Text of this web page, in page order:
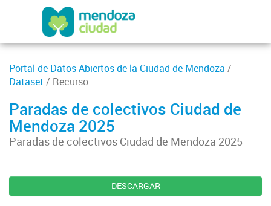
Portal de Datos Abiertos de la Ciudad de Mendoza /
Dataset / Recurso
Paradas de colectivos Ciudad de
Mendoza 2025
Paradas de colectivos Ciudad de Mendoza 2025
DESCARGAR